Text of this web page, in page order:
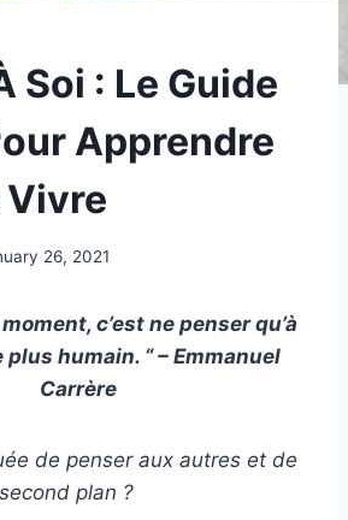
Soi : Le Guide
Apprendre
Vivre
26, 2021
c’est ne penser qu’à
humain. “ – Emmanuel
Carrère
de penser aux autres et de
second plan ?